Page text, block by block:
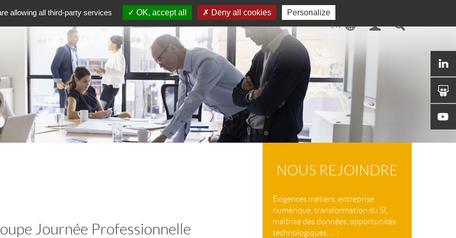
Journée Professionnelle
NOUS REJOINDRE
Exigences métiers, entreprise
numérique, transformation du SI,
maîtrise des données, opportunités
technologiques, … :
allowing all third-party services OK, accept all Deny all cookies Personalize